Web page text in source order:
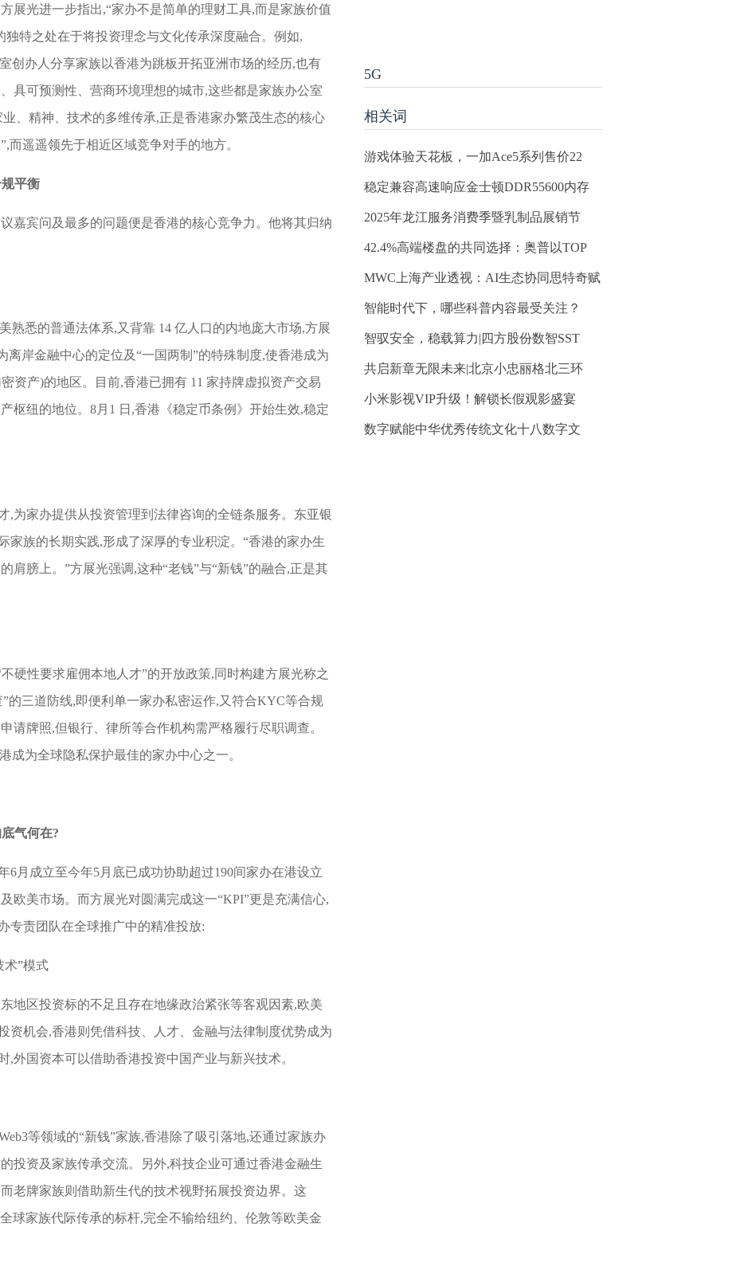
展光进一步指出,“家办不是简单的理财工具,而是家族价值
独特之处在于将投资理念与文化传承深度融合。例如,
创办人分享家族以香港为跳板开拓亚洲市场的经历,也有
具可预测性、营商环境理想的城市,这些都是家族办公室
、精神、技术的多维传承,正是香港家办繁茂生态的核心
而遥遥领先于相近区域竞争对手的地方。
规平衡
嘉宾问及最多的问题便是香港的核心竞争力。他将其归纳
熟悉的普通法体系,又背靠 14 亿人口的内地庞大市场,方展
离岸金融中心的定位及“一国两制”的特殊制度,使香港成为
资产)的地区。目前,香港已拥有 11 家持牌虚拟资产交易
枢纽的地位。8月1 日,香港《稳定币条例》开始生效,稳定
,为家办提供从投资管理到法律咨询的全链条服务。东亚银
家族的长期实践,形成了深厚的专业积淀。“香港的家办生
肩膀上。”方展光强调,这种“老钱”与“新钱”的融合,正是其
硬性要求雇佣本地人才”的开放政策,同时构建方展光称之
的三道防线,即便利单一家办私密运作,又符合KYC等合规
请牌照,但银行、律所等合作机构需严格履行尽职调查。
成为全球隐私保护最佳的家办中心之一。
气何在?
6月成立至今年5月底已成功协助超过190间家办在港设立
欧美市场。而方展光对圆满完成这一“KPI”更是充满信心,
专责团队在全球推广中的精准投放:
术”模式
地区投资标的不足且存在地缘政治紧张等客观因素,欧美
资机会,香港则凭借科技、人才、金融与法律制度优势成为
,外国资本可以借助香港投资中国产业与新兴技术。
等领域的“新钱”家族,香港除了吸引落地,还通过家族办
投资及家族传承交流。另外,科技企业可通过香港金融生
老牌家族则借助新生代的技术视野拓展投资边界。这
球家族代际传承的标杆,完全不输给纽约、伦敦等欧美金
5G
相关词
游戏体验天花板，一加Ace5系列售价22
稳定兼容高速响应金士顿DDR55600内存
2025年龙江服务消费季暨乳制品展销节
42.4%高端楼盘的共同选择：奥普以TOP
MWC上海产业透视：AI生态协同思特奇赋
智能时代下，哪些科普内容最受关注？
智驭安全，稳载算力|四方股份数智SST
共启新章无限未来|北京小忠丽格北三环
小米影视VIP升级！解锁长假观影盛宴
数字赋能中华优秀传统文化十八数字文